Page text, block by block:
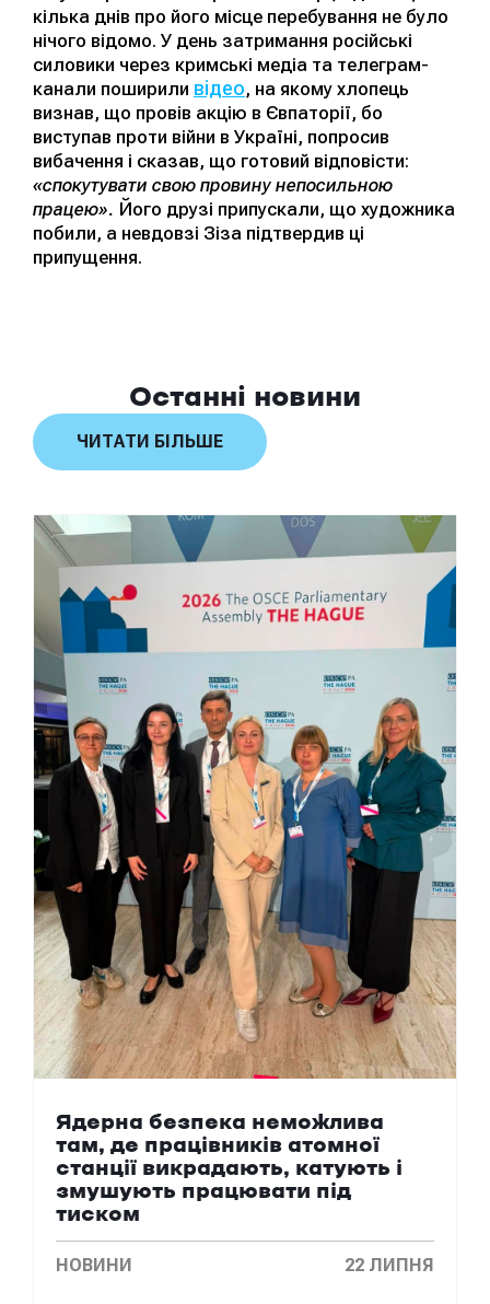
кілька днів про його місце перебування не було
нічого відомо. У день затримання російські
силовики через кримські медіа та телеграм-
канали поширили відео, на якому хлопець
визнав, що провів акцію в Євпаторії, бо
виступав проти війни в Україні, попросив
вибачення і сказав, що готовий відповісти:
«спокутувати свою провину непосильною
працею». Його друзі припускали, що художника
побили, а невдовзі Зіза підтвердив ці
припущення.
Останні новини
ЧИТАТИ БІЛЬШЕ
Ядерна безпека неможлива
там, де працівників атомної
станції викрадають, катують і
змушують працювати під
тиском
НОВИНИ 22 ЛИПНЯ